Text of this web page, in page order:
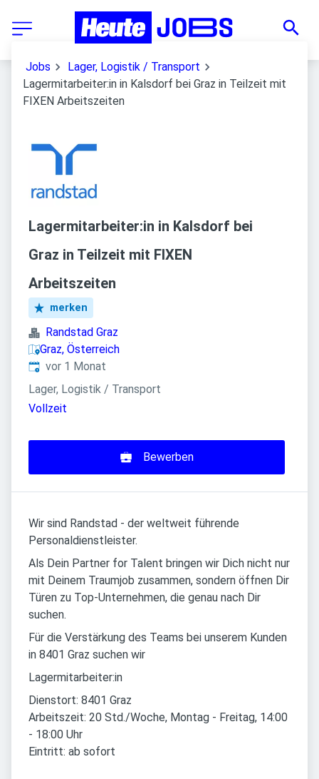
Jobs
Lager, Logistik / Transport
Lagermitarbeiter:in in Kalsdorf bei Graz in Teilzeit mit
FIXEN Arbeitszeiten
Lagermitarbeiter:in in Kalsdorf bei
Graz in Teilzeit mit FIXEN
Arbeitszeiten
merken
Randstad Graz
Graz, Österreich
Veröffentlicht:
vor 1 Monat
Lager, Logistik / Transport
Vollzeit
Bewerben
Wir sind Randstad - der weltweit führende
Personaldienstleister.
Als Dein Partner for Talent bringen wir Dich nicht nur
mit Deinem Traumjob zusammen, sondern öffnen Dir
Türen zu Top-Unternehmen, die genau nach Dir
suchen.
Für die Verstärkung des Teams bei unserem Kunden
in 8401 Graz suchen wir
Lagermitarbeiter:in
Dienstort: 8401 Graz
Arbeitszeit: 20 Std./Woche, Montag - Freitag, 14:00
- 18:00 Uhr
Eintritt: ab sofort